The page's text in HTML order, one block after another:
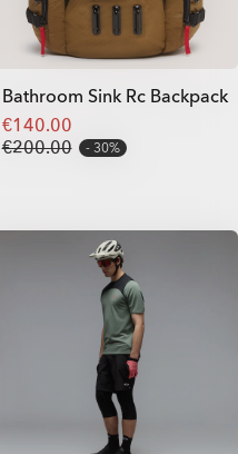
Bathroom Sink Rc Backpack
€140.00
€200.00
30%